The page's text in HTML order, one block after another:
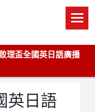
理盃全國英日語廣播
英日語